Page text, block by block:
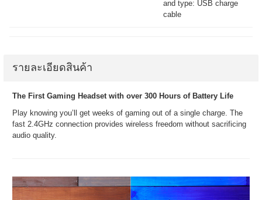
and type: USB charge
cable
รายละเอียดสินค้า
The First Gaming Headset with over 300 Hours of Battery Life
Play knowing you’ll get weeks of gaming out of a single charge. The
fast 2.4GHz connection provides wireless freedom without sacrificing
audio quality.